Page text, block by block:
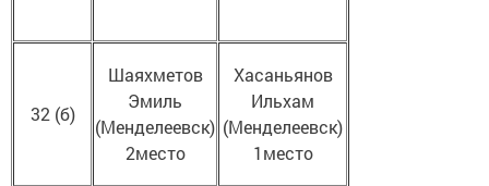
32 (б)
Шаяхметов
Эмиль
(Менделеевск)
2место
Хасаньянов
Ильхам
(Менделеевск)
1место